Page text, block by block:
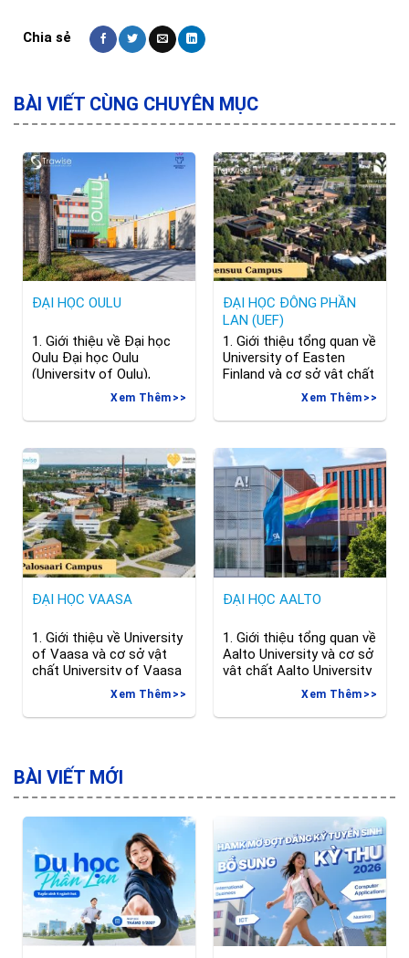
BÀI VIẾT CÙNG CHUYÊN MỤC
ĐẠI HỌC OULU
1. Giới thiệu về Đại học
Oulu Đại học Oulu
(University of Oulu),
thành lập năm 1958 nằm
trong TOP 3% thế giới, là
một trong những trường
quy mô lớn nhất tại Phần
Lan. Trường được biết
đến với thế mạnh nghiên
cứu khoa học, công
nghệ, y
Xem Thêm
ĐẠI HỌC ĐÔNG PHẦN
LAN (UEF)
1. Giới thiệu tổng quan về
University of Easten
Finland và cơ sở vật chất
University of Eastern
Finland (UEF) là trường
đại học đa ngành nhất
cứu liên ngành và giáo
dục chất lượng cao được
định hướng nhằm giải
quyết các thách thức
toàn cầu và kiến tạo
Xem Thêm
ĐẠI HỌC VAASA
1. Giới thiệu về University
of Vaasa và cơ sở vật
chất University of Vaasa
(Đại học Vaasa) là một
trong những trường đại
học trẻ, năng động và
“Nạp năng lượng cho
doanh nghiệp và xã hội”,
trường tập trung đào tạo
và
Xem Thêm
ĐẠI HỌC AALTO
1. Giới thiệu tổng quan về
Aalto University và cơ sở
vật chất Aalto University
là trường đại học nghiên
cứu hàng đầu Phần Lan,
được thành lập năm
nghệ Helsinki và Đại học
Nghệ thuật
Xem Thêm
BÀI VIẾT MỚI